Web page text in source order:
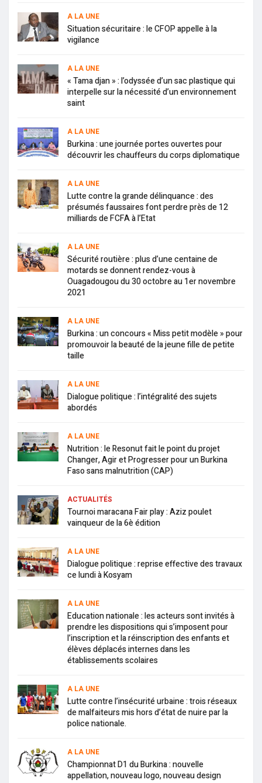
A LA UNE
Situation sécuritaire : le CFOP appelle à la
vigilance
A LA UNE
« Tama djan » : l’odyssée d’un sac plastique qui
interpelle sur la nécessité d’un environnement
saint
A LA UNE
Burkina : une journée portes ouvertes pour
découvrir les chauffeurs du corps diplomatique
A LA UNE
Lutte contre la grande délinquance : des
présumés faussaires font perdre près de 12
milliards de FCFA à l’Etat
A LA UNE
Sécurité routière : plus d’une centaine de
motards se donnent rendez-vous à
Ouagadougou du 30 octobre au 1er novembre
2021
A LA UNE
Burkina : un concours « Miss petit modèle » pour
promouvoir la beauté de la jeune fille de petite
taille
A LA UNE
Dialogue politique : l’intégralité des sujets
abordés
A LA UNE
Nutrition : le Resonut fait le point du projet
Changer, Agir et Progresser pour un Burkina
Faso sans malnutrition (CAP)
ACTUALITÉS
Tournoi maracana Fair play : Aziz poulet
vainqueur de la 6è édition
A LA UNE
Dialogue politique : reprise effective des travaux
ce lundi à Kosyam
A LA UNE
Education nationale : les acteurs sont invités à
prendre les dispositions qui s’imposent pour
l’inscription et la réinscription des enfants et
élèves déplacés internes dans les
établissements scolaires
A LA UNE
Lutte contre l’insécurité urbaine : trois réseaux
de malfaiteurs mis hors d’état de nuire par la
police nationale.
A LA UNE
Championnat D1 du Burkina : nouvelle
appellation, nouveau logo, nouveau design